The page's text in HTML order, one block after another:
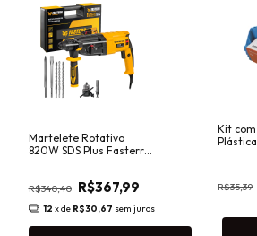
Martelete Rotativo
820W SDS Plus Fasterr
R$340,40 R$367,99
12 x de R$30,67 sem juros
Kit
R$35,39